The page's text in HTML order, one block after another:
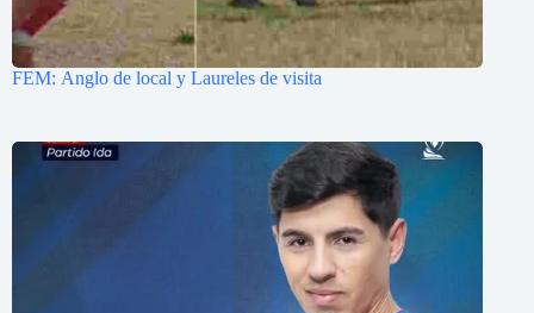
FEM: Anglo de local y Laureles de visita